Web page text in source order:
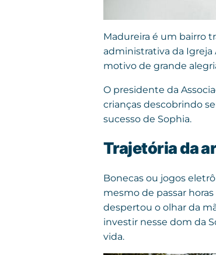
Madureira é um bairro
administrativa da Igreja
motivo de grande
O presidente da
crianças descobrindo
sucesso de Sophia.
Trajetória da
Bonecas ou jogos
mesmo de passar
despertou o olhar da
investir nesse dom da
vida.